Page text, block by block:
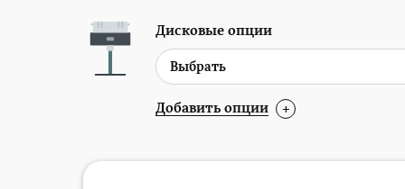
Дисковые опции
Добавить опции +